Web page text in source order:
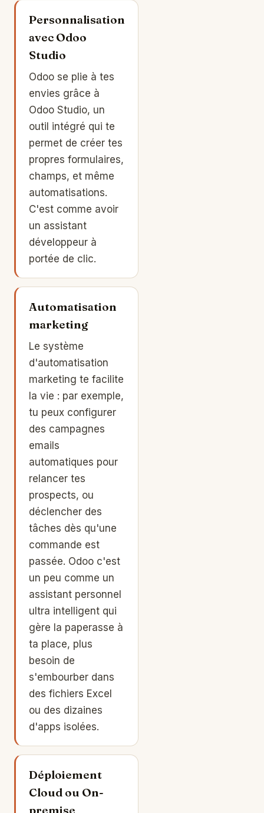
Personnalisation
avec Odoo
Studio
Odoo se plie à tes
envies grâce à
Odoo Studio, un
outil intégré qui te
permet de créer tes
propres formulaires,
champs, et même
automatisations.
C'est comme avoir
un assistant
développeur à
portée de clic.
Automatisation
marketing
Le système
d'automatisation
marketing te facilite
la vie : par exemple,
tu peux configurer
des campagnes
emails
automatiques pour
relancer tes
prospects, ou
déclencher des
tâches dès qu'une
commande est
passée. Odoo c'est
un peu comme un
assistant personnel
ultra intelligent qui
gère la paperasse à
ta place, plus
besoin de
s'embourber dans
des fichiers Excel
ou des dizaines
d'apps isolées.
Déploiement
Cloud ou On-
premise